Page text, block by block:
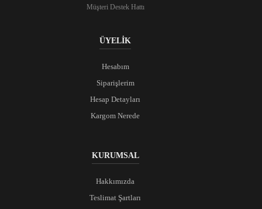
Müşteri Destek Hattı
ÜYELİK
Hesabım
Siparişlerim
Hesap Detayları
Kargom Nerede
KURUMSAL
Hakkımızda
Teslimat Şartları